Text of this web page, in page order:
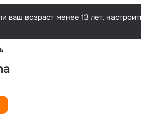
ваш возраст менее 13 лет,